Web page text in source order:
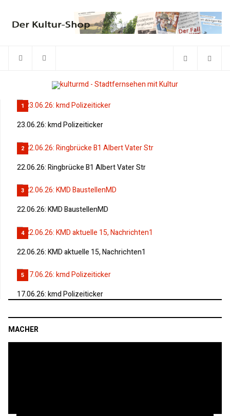
1
23.06.26: kmd Polizeiticker
2
22.06.26: Ringbrücke B1 Albert Vater Str
3
22.06.26: KMD BaustellenMD
4
22.06.26: KMD aktuelle 15, Nachrichten1
5
17.06.26: kmd Polizeiticker
MACHER